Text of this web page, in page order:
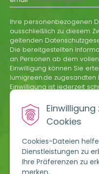
Cookies
Cookies-Dateien
Dienstleistungen zu
Ihre Präferenzen zu
merken.
Ihre personenbezogenen
ausschließlich zu diesem
geltenden
Die bereitgestellten
an Personen ab dem
Einwilligung können Sie
lumigreen.de zugesandten
Einwilligung ist jederzeit
jeder Informations-E-Mail
Abmeldelink möglich.